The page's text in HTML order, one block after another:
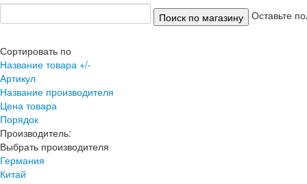
Оставьте
Сортировать по
Название товара +/-
Артикул
Название производителя
Цена товара
Порядок
Производитель:
Выбрать производителя
Германия
Китай